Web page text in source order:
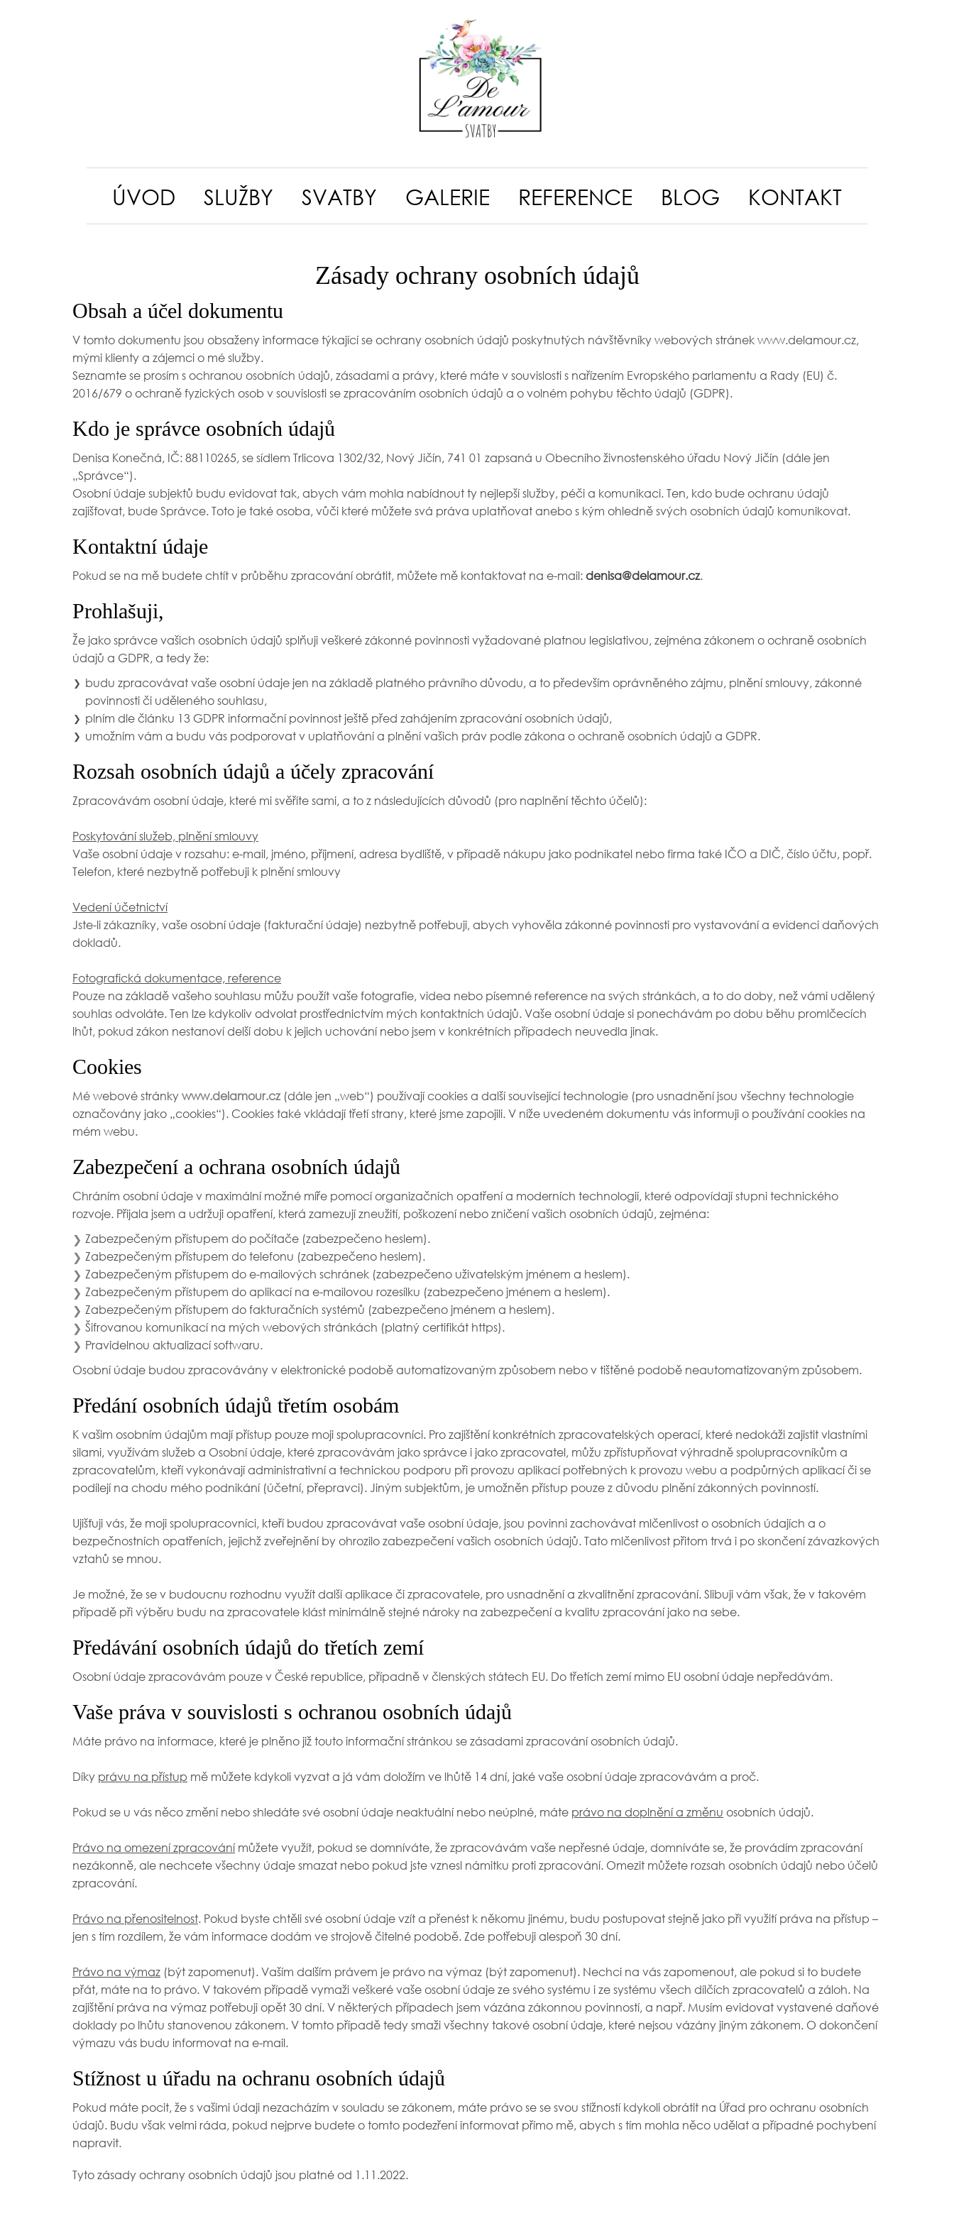
ÚVOD SLUŽBY SVATBY GALERIE REFERENCE BLOG KONTAKT
Zásady ochrany osobních údajů
Obsah a účel dokumentu
V tomto dokumentu jsou obsaženy informace týkající se ochrany osobních údajů poskytnutých návštěvníky webových stránek www.delamour.cz,
mými klienty a zájemci o mé služby.
Seznamte se prosím s ochranou osobních údajů, zásadami a právy, které máte v souvislosti s nařízením Evropského parlamentu a Rady (EU) č.
2016/679 o ochraně fyzických osob v souvislosti se zpracováním osobních údajů a o volném pohybu těchto údajů (GDPR).
Kdo je správce osobních údajů
Denisa Konečná, IČ: 88110265, se sídlem Trlicova 1302/32, Nový Jičín, 741 01 zapsaná u Obecního živnostenského úřadu Nový Jičín (dále jen
„Správce“).
Osobní údaje subjektů budu evidovat tak, abych vám mohla nabídnout ty nejlepší služby, péči a komunikaci. Ten, kdo bude ochranu údajů
zajišťovat, bude Správce. Toto je také osoba, vůči které můžete svá práva uplatňovat anebo s kým ohledně svých osobních údajů komunikovat.
Kontaktní údaje
Pokud se na mě budete chtít v průběhu zpracování obrátit, můžete mě kontaktovat na e-mail: denisa@delamour.cz.
Prohlašuji,
Že jako správce vašich osobních údajů splňuji veškeré zákonné povinnosti vyžadované platnou legislativou, zejména zákonem o ochraně osobních
údajů a GDPR, a tedy že:
❯ budu zpracovávat vaše osobní údaje jen na základě platného právního důvodu, a to především oprávněného zájmu, plnění smlouvy, zákonné
povinnosti či uděleného souhlasu,
❯ plním dle článku 13 GDPR informační povinnost ještě před zahájením zpracování osobních údajů,
❯ umožním vám a budu vás podporovat v uplatňování a plnění vašich práv podle zákona o ochraně osobních údajů a GDPR.
Rozsah osobních údajů a účely zpracování
Zpracovávám osobní údaje, které mi svěříte sami, a to z následujících důvodů (pro naplnění těchto účelů):
Poskytování služeb, plnění smlouvy
Vaše osobní údaje v rozsahu: e-mail, jméno, příjmení, adresa bydliště, v případě nákupu jako podnikatel nebo firma také IČO a DIČ, číslo účtu, popř.
Telefon, které nezbytně potřebuji k plnění smlouvy
Vedení účetnictví
Jste-li zákazníky, vaše osobní údaje (fakturační údaje) nezbytně potřebuji, abych vyhověla zákonné povinnosti pro vystavování a evidenci daňových
dokladů.
Fotografická dokumentace, reference
Pouze na základě vašeho souhlasu můžu použít vaše fotografie, videa nebo písemné reference na svých stránkách, a to do doby, než vámi udělený
souhlas odvoláte. Ten lze kdykoliv odvolat prostřednictvím mých kontaktních údajů. Vaše osobní údaje si ponechávám po dobu běhu promlčecích
lhůt, pokud zákon nestanoví delší dobu k jejich uchování nebo jsem v konkrétních případech neuvedla jinak.
Cookies
Mé webové stránkywww.delamour.cz(dále jen „web“) používají cookies a další související technologie (pro usnadnění jsou všechny technologie
označovány jako „cookies“). Cookies také vkládají třetí strany, které jsme zapojili. V níže uvedeném dokumentu vás informuji o používání cookies na
mém webu.
Zabezpečení a ochrana osobních údajů
Chráním osobní údaje v maximální možné míře pomocí organizačních opatření a moderních technologií, které odpovídají stupni technického
rozvoje. Přijala jsem a udržuji opatření, která zamezují zneužití, poškození nebo zničení vašich osobních údajů, zejména:
❯ Zabezpečeným přístupem do počítače (zabezpečeno heslem).
❯ Zabezpečeným přístupem do telefonu (zabezpečeno heslem).
❯ Zabezpečeným přístupem do e-mailových schránek (zabezpečeno uživatelským jménem a heslem).
❯ Zabezpečeným přístupem do aplikací na e-mailovou rozesílku (zabezpečeno jménem a heslem).
❯ Zabezpečeným přístupem do fakturačních systémů (zabezpečeno jménem a heslem).
❯ Šifrovanou komunikací na mých webových stránkách (platný certifikát https).
❯ Pravidelnou aktualizací softwaru.
Osobní údaje budou zpracovávány v elektronické podobě automatizovaným způsobem nebo v tištěné podobě neautomatizovaným způsobem.
Předání osobních údajů třetím osobám
K vašim osobním údajům mají přístup pouze moji spolupracovníci. Pro zajištění konkrétních zpracovatelských operací, které nedokáži zajistit vlastními
silami, využívám služeb a Osobní údaje, které zpracovávám jako správce i jako zpracovatel, můžu zpřístupňovat výhradně spolupracovníkům a
zpracovatelům, kteří vykonávají administrativní a technickou podporu při provozu aplikací potřebných k provozu webu a podpůrných aplikací či se
podílejí na chodu mého podnikání (účetní, přepravci). Jiným subjektům, je umožněn přístup pouze z důvodu plnění zákonných povinností.
Ujišťuji vás, že moji spolupracovníci, kteří budou zpracovávat vaše osobní údaje, jsou povinni zachovávat mlčenlivost o osobních údajích a o
bezpečnostních opatřeních, jejichž zveřejnění by ohrozilo zabezpečení vašich osobních údajů. Tato mlčenlivost přitom trvá i po skončení závazkových
vztahů se mnou.
Je možné, že se v budoucnu rozhodnu využít další aplikace či zpracovatele, pro usnadnění a zkvalitnění zpracování. Slibuji vám však, že v takovém
případě při výběru budu na zpracovatele klást minimálně stejné nároky na zabezpečení a kvalitu zpracování jako na sebe.
Předávání osobních údajů do třetích zemí
Osobní údaje zpracovávám pouze v České republice, případně v členských státech EU. Do třetích zemí mimo EU osobní údaje nepředávám.
Vaše práva v souvislosti s ochranou osobních údajů
Máte právo na informace, které je plněno již touto informační stránkou se zásadami zpracování osobních údajů.
Díky právu na přístup mě můžete kdykoli vyzvat a já vám doložím ve lhůtě 14 dní, jaké vaše osobní údaje zpracovávám a proč.
Pokud se u vás něco změní nebo shledáte své osobní údaje neaktuální nebo neúplné, máte právo na doplnění a změnu osobních údajů.
Právo na omezení zpracovánímůžete využít, pokud se domníváte, že zpracovávám vaše nepřesné údaje, domníváte se, že provádím zpracování
nezákonně, ale nechcete všechny údaje smazat nebo pokud jste vznesl námitku proti zpracování. Omezit můžete rozsah osobních údajů nebo účelů
zpracování.
Právo na přenositelnost. Pokud byste chtěli své osobní údaje vzít a přenést k někomu jinému, budu postupovat stejně jako při využití práva na přístup –
jen s tím rozdílem, že vám informace dodám ve strojově čitelné podobě. Zde potřebuji alespoň 30 dní.
Právo na výmaz (být zapomenut). Vaším dalším právem je právo na výmaz (být zapomenut). Nechci na vás zapomenout, ale pokud si to budete
přát, máte na to právo. V takovém případě vymaži veškeré vaše osobní údaje ze svého systému i ze systému všech dílčích zpracovatelů a záloh. Na
zajištění práva na výmaz potřebuji opět 30 dní. V některých případech jsem vázána zákonnou povinností, a např. Musím evidovat vystavené daňové
doklady po lhůtu stanovenou zákonem. V tomto případě tedy smaži všechny takové osobní údaje, které nejsou vázány jiným zákonem. O dokončení
výmazu vás budu informovat na e-mail.
Stížnost u úřadu na ochranu osobních údajů
Pokud máte pocit, že s vašimi údaji nezacházím v souladu se zákonem, máte právo se se svou stížností kdykoli obrátit na Úřad pro ochranu osobních
údajů. Budu však velmi ráda, pokud nejprve budete o tomto podezření informovat přímo mě, abych s tím mohla něco udělat a případné pochybení
napravit.
Tyto zásady ochrany osobních údajů jsou platné od 1.11.2022.